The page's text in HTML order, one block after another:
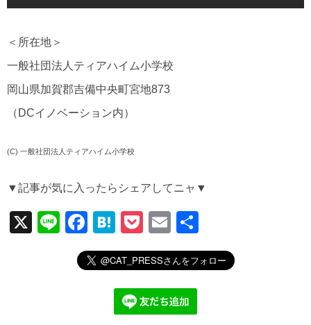
＜所在地＞
一般社団法人ティアハイム小学校
岡山県加賀郡吉備中央町宮地873
（DCイノベーション内）
(C) 一般社団法人ティアハイム小学校
▼記事が気に入ったらシェアしてニャ▼
X
Li
F
a
c
H
at
e
n
a
P
o
ck
et
E
m
ail
有